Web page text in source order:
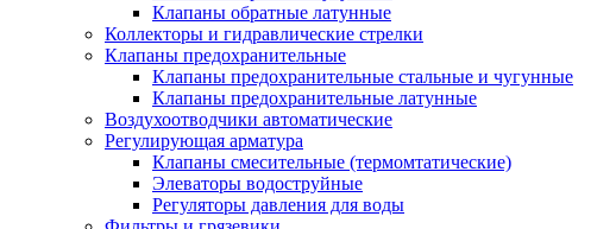
Клапаны обратные латунные
Коллекторы и гидравлические стрелки
Клапаны предохранительные
Клапаны предохранительные стальные и чугунные
Клапаны предохранительные латунные
Воздухоотводчики автоматические
Регулирующая арматура
Клапаны смесительные (термомтатические)
Элеваторы водоструйные
Регуляторы давления для воды